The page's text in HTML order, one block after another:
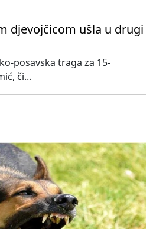
djevojčicom ušla u drugi
posavska traga za 15-
či...